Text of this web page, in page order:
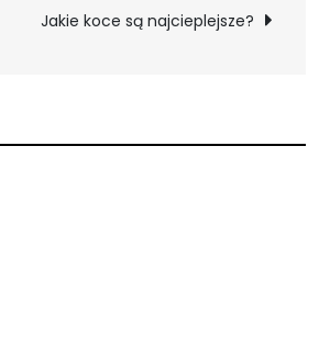
Jakie koce są najcieplejsze?